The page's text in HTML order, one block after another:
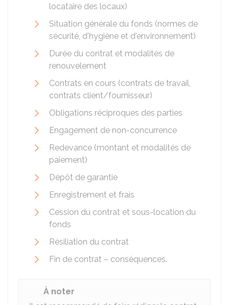
locataire des locaux)
Situation générale du fonds (normes de
sécurité, d'hygiène et d'environnement)
Durée du contrat et modalités de
renouvelement
Contrats en cours (contrats de travail,
contrats client/fournisseur)
Obligations réciproques des parties
Engagement de non-concurrence
Redevance (montant et modalités de
paiement)
Dépôt de garantie
Enregistrement et frais
Cession du contrat et sous-location du
fonds
Résiliation du contrat
Fin de contrat – conséquences.
À noter